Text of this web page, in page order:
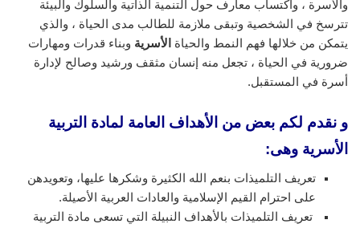
والأسرة ، واكتساب معارف حول التنمية الذاتية والسلوك والبيئة
تترسخ في الشخصية وتبقى ملازمة للطالب مدى الحياة ، والذي
يتمكن من خلالها فهم النمط والحياة الأسرية وبناء قدرات ومهارات
ضرورية في الحياة ، تجعل منه إنسان مثقف ورشيد وصالح لإدارة
أسرة في المستقبل.
و نقدم لكم بعض من الأهداف العامة لمادة التربية
الأسرية وهى:
تعريف التلميذات بنعم الله الكثيرة وشكرها عليها، وتعويدهن
على احترام القيم الإسلامية والعادات العربية الأصيلة.
تعريف التلميذات بالأهداف النبيلة التي تسعى مادة التربية